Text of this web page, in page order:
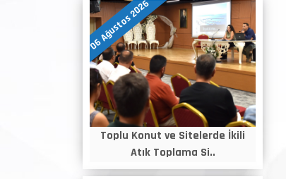
06 Ağustos 2026
Toplu Konut ve Sitelerde İkili
Atık Toplama Si..